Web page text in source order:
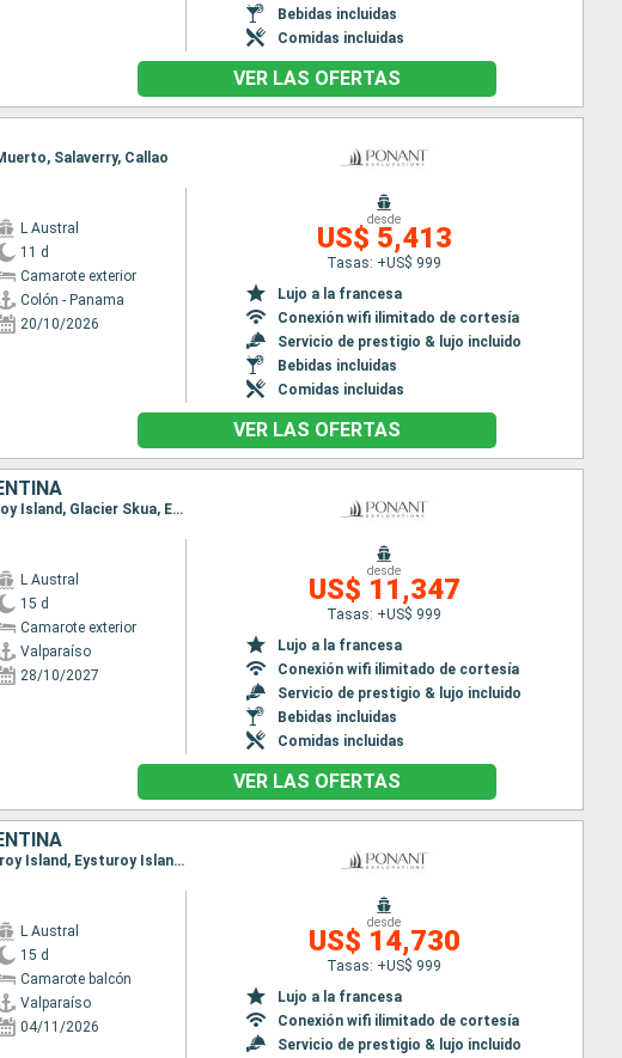
Bebidas incluidas
Comidas incluidas
VER LAS OFERTAS
Salaverry, Callao
L Austral
11 d
Camarote exterior
Colón - Panama
20/10/2026
desde
US$ 5,413
Tasas: +US$ 999
Lujo a la francesa
Conexión wifi ilimitado de cortesía
Servicio de prestigio & lujo incluido
Bebidas incluidas
Comidas incluidas
VER LAS OFERTAS
Itinerario : Valparaíso, Isla de Chiloe, Pulluche Canal, Toronto, Suduroy Island, Eysturoy Island, Glacier Skua, Estero Las Montanas, Magallanes (Estrecho), Gudhjem, Islas Tuckers, Streymoy Island, Îles Charcot, Puerto Williams, Ushuaia
L Austral
15 d
Camarote exterior
Valparaíso
28/10/2027
desde
US$ 11,347
Tasas: +US$ 999
Lujo a la francesa
Conexión wifi ilimitado de cortesía
Servicio de prestigio & lujo incluido
Bebidas incluidas
Comidas incluidas
VER LAS OFERTAS
Itinerario : Valparaíso, Isla de Chiloe, Pulluche Canal, Toronto, English Passage, Suduroy Island, Eysturoy Island, Glacier Skua, Estero Las Montanas, Magallanes (Estrecho), Gudhjem, Islas Tuckers, Streymoy Island, Îles Charcot, Puerto Williams, Ushuaia
L Austral
15 d
Camarote balcón
Valparaíso
04/11/2026
desde
US$ 14,730
Tasas: +US$ 999
Lujo a la francesa
Conexión wifi ilimitado de cortesía
Servicio de prestigio & lujo incluido